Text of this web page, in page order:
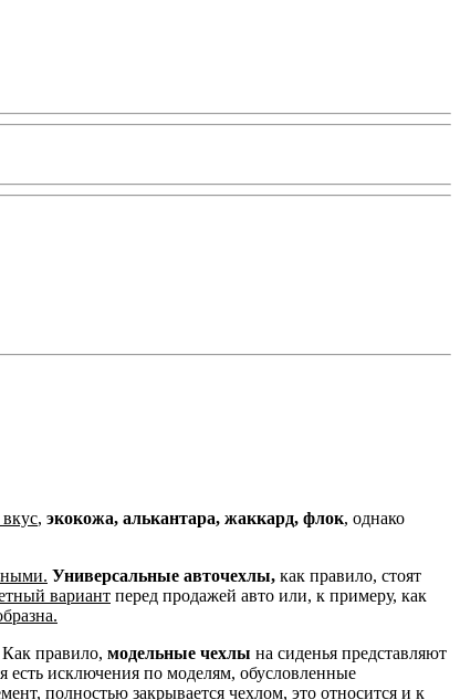
, экокожа, алькантара, жаккард, флок, однако
Универсальные авточехлы, как правило, стоят
вариант перед продажей авто или, к примеру, как
правило, модельные чехлы на сиденья представляют
есть исключения по моделям, обусловленные
полностью закрывается чехлом, это относится и к